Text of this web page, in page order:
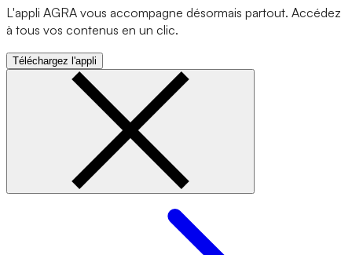
L'appli AGRA vous accompagne désormais partout. Accédez
à tous vos contenus en un clic.
Téléchargez l'appli